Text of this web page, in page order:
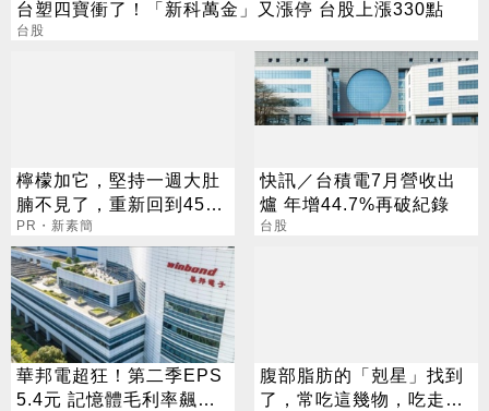
台塑四寶衝了！「新科萬金」又漲停 台股上漲330點
台股
檸檬加它，堅持一週大肚
腩不見了，重新回到45公
斤
PR・新素簡
快訊／台積電7月營收出
爐 年增44.7%再破紀錄
台股
華邦電超狂！第二季EPS
5.4元 記憶體毛利率飆至
腹部脂肪的「剋星」找到
了，常吃這幾物，吃走大